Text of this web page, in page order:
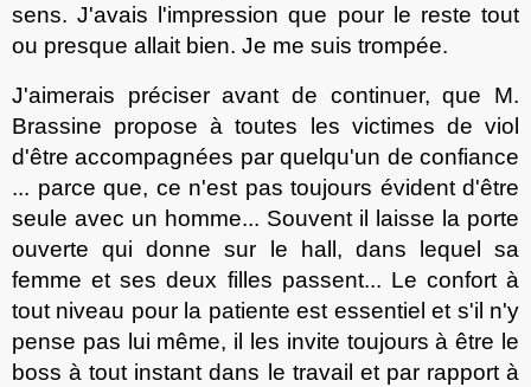
sens. J'avais l'impression que pour le reste tout
ou presque allait bien. Je me suis trompée.
J'aimerais préciser avant de continuer, que M.
Brassine propose à toutes les victimes de viol
d'être accompagnées par quelqu'un de confiance
... parce que, ce n'est pas toujours évident d'être
seule avec un homme... Souvent il laisse la porte
ouverte qui donne sur le hall, dans lequel sa
femme et ses deux filles passent... Le confort à
tout niveau pour la patiente est essentiel et s'il n'y
pense pas lui même, il les invite toujours à être le
boss à tout instant dans le travail et par rapport à